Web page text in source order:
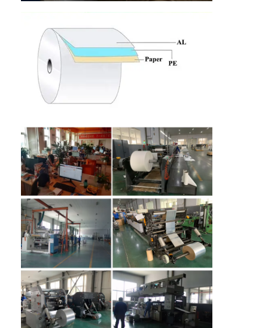
Trang chủ
Các sản phẩm
Về Chúng Tôi
Tham quan nhà máy
Kiểm soát chất lượng